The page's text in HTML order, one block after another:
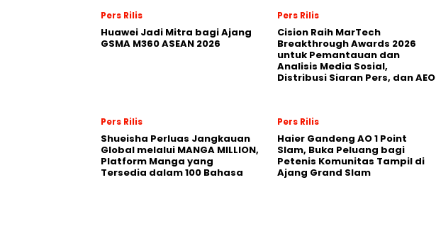
Pers Rilis
Huawei Jadi Mitra bagi Ajang
GSMA M360 ASEAN 2026
Pers Rilis
Cision Raih MarTech
Breakthrough Awards 2026
untuk Pemantauan dan
Analisis Media Sosial,
Distribusi Siaran Pers, dan AEO
Pers Rilis
Shueisha Perluas Jangkauan
Global melalui MANGA MILLION,
Platform Manga yang
Tersedia dalam 100 Bahasa
Pers Rilis
Haier Gandeng AO 1 Point
Slam, Buka Peluang bagi
Petenis Komunitas Tampil di
Ajang Grand Slam